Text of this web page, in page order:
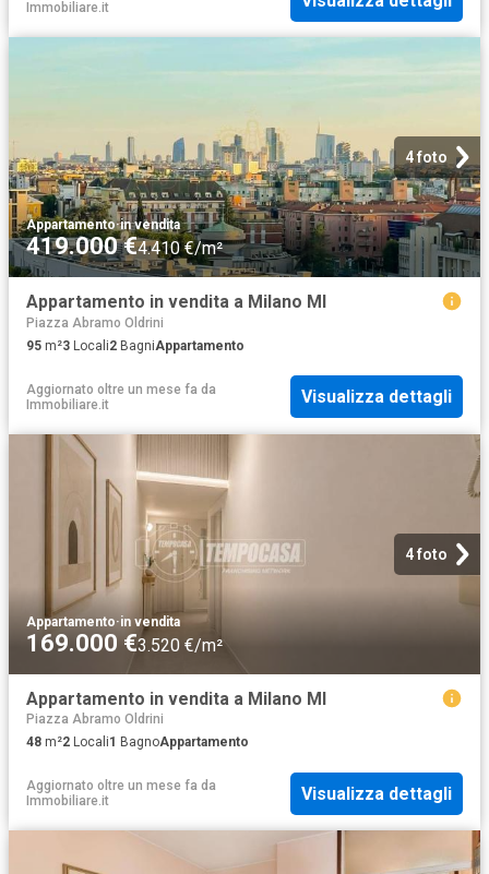
Immobiliare.it
4 foto
Appartamento·in vendita
419.000 €4.410 €/m²
Appartamento in vendita a Milano MI
Piazza Abramo Oldrini
95 m²3 Locali2 BagniAppartamento
Aggiornato oltre un mese fa da
Immobiliare.it
Visualizza dettagli
4 foto
Appartamento·in vendita
169.000 €3.520 €/m²
Appartamento in vendita a Milano MI
Piazza Abramo Oldrini
48 m²2 Locali1 BagnoAppartamento
Aggiornato oltre un mese fa da
Immobiliare.it
Visualizza dettagli